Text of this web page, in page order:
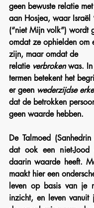
geen bewuste relatie
aan Hosjea, waar Israël
(“niet Mijn volk”) wordt
omdat ze ophielden om
zijn, maar omdat de
relatie verbroken was.
termen betekent het
er geen wederzijdse
dat de betrokken
geen waarde hebben.
De Talmoed
dat ook een niet-Jood
daarin waarde heeft.
maakt hier een
leven op basis van je
inzicht, en leven vanuit